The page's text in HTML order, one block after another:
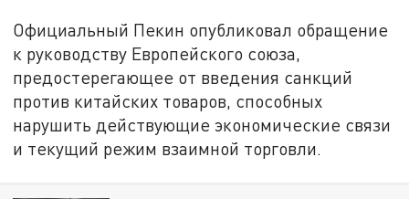
Официальный Пекин опубликовал обращение
к руководству Европейского союза,
предостерегающее от введения санкций
против китайских товаров, способных
нарушить действующие экономические связи
и текущий режим взаимной торговли.